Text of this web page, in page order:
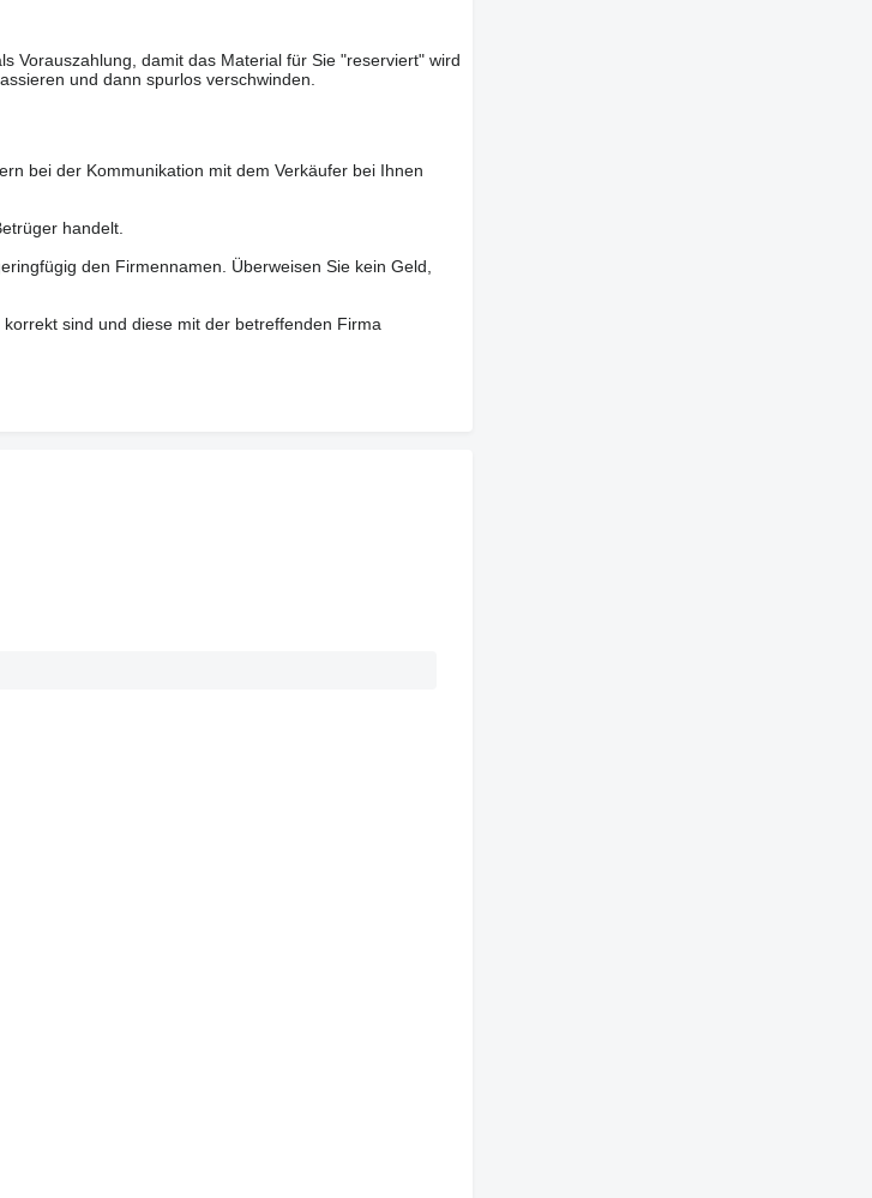
Vorauszahlung, damit das Material für Sie "reserviert" wird
und dann spurlos verschwinden.
bei der Kommunikation mit dem Verkäufer bei Ihnen
handelt.
den Firmennamen. Überweisen Sie kein Geld,
sind und diese mit der betreffenden Firma